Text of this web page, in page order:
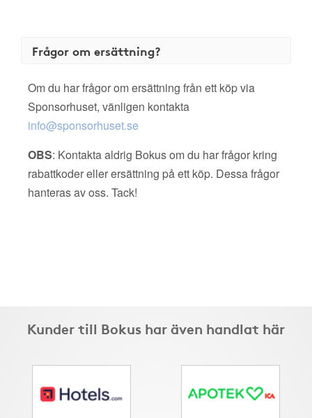
Frågor om ersättning?
Om du har frågor om ersättning från ett köp via
Sponsorhuset, vänligen kontakta
info@sponsorhuset.se
OBS: Kontakta aldrig Bokus om du har frågor kring
rabattkoder eller ersättning på ett köp. Dessa frågor
hanteras av oss. Tack!
Kunder till Bokus har även handlat här